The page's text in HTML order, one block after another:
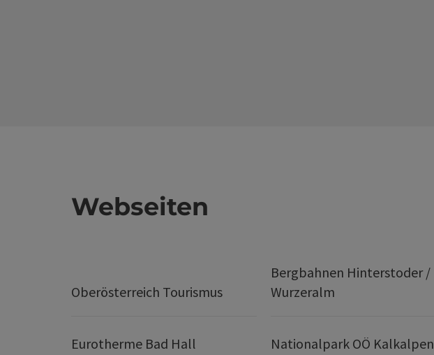
Webseiten
Oberösterreich Tourismus
Bergbahnen Hinterstoder /
Wurzeralm
Eurotherme Bad Hall Nationalpark OÖ Kalkalpen